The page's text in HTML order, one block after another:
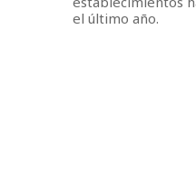
el último año.